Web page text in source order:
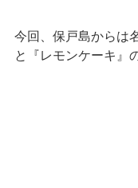
今回、保戸島からは
と『レモンケーキ』